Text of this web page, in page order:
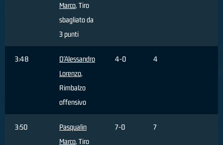
Marco, Tiro
sbagliato da
3 punti
3:48
D'Alessandro
Lorenzo,
Rimbalzo
offensivo
4-0 4
3:50
Pasqualin
Marco, Tiro
7-0 7